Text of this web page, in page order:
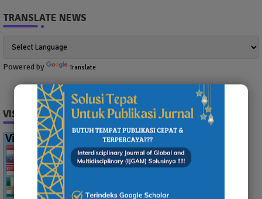
TRANSLATE NEWS
Powered by Translate
VISITOR